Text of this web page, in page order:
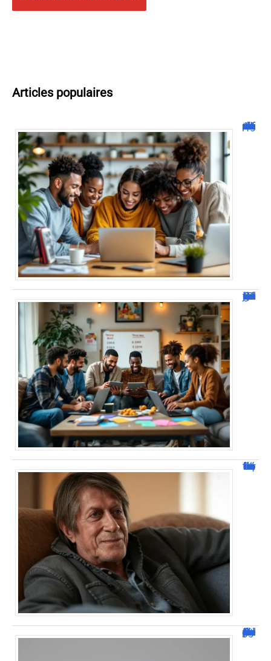
Articles populaires
Malgrim com : tout ce que vous devez savoir sur la plateforme !
JetPunk : Quiz et jeux de culture générale
Jacques Dutronc fortune : estimation et sources de richesse !
Dafont Police : guide complet pour télécharger !